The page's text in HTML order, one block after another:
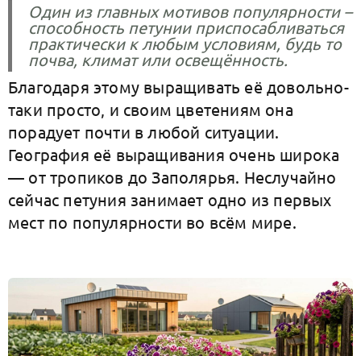
Один из главных мотивов популярности –
способность петунии приспосабливаться
практически к любым условиям, будь то
почва, климат или освещённость.
Благодаря этому выращивать её довольно-
таки просто, и своим цветениям она
порадует почти в любой ситуации.
География её выращивания очень широка
— от тропиков до Заполярья. Неслучайно
сейчас петуния занимает одно из первых
мест по популярности во всём мире.